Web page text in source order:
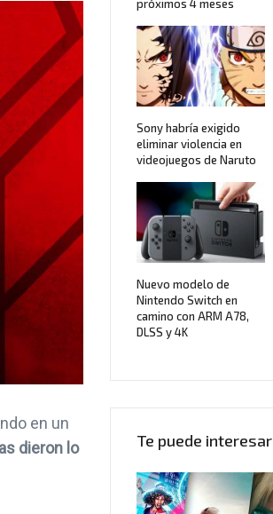
en un
dieron lo
próximos 4 meses
Sony habría exigido
eliminar violencia en
videojuegos de Naruto
Nuevo modelo de
Nintendo Switch en
camino con ARM A78,
DLSS y 4K
Te puede interesar